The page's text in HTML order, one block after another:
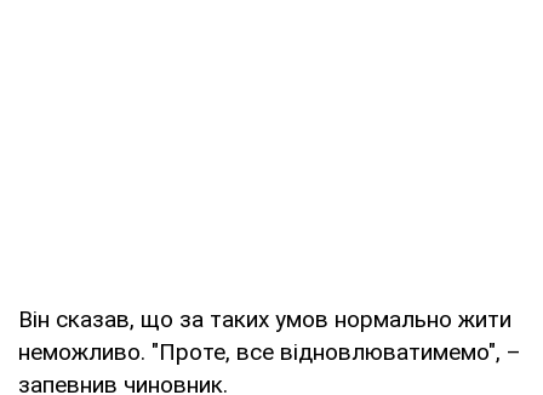
Він сказав, що за таких умов нормально жити
неможливо. "Проте, все відновлюватимемо", –
запевнив чиновник.